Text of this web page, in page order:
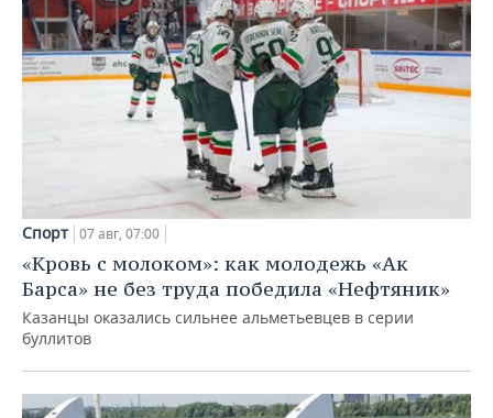
Спорт 07 авг, 07:00
«Кровь с молоком»: как молодежь «Ак
Барса» не без труда победила «Нефтяник»
Казанцы оказались сильнее альметьевцев в серии
буллитов